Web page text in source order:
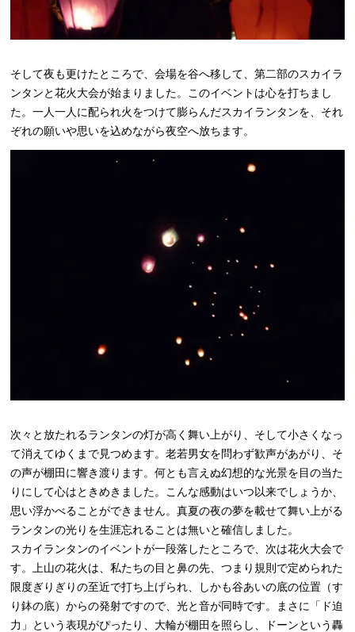
そして夜も更けたところで、会場を谷へ移して、第二部のスカイラ
ンタンと花火大会が始まりました。このイベントは心を打ちまし
た。一人一人に配られ火をつけて膨らんだスカイランタンを、それ
ぞれの願いや思いを込めながら夜空へ放ちます。
次々と放たれるランタンの灯が高く舞い上がり、そして小さくなっ
て消えてゆくまで見つめます。老若男女を問わず歓声があがり、そ
の声が棚田に響き渡ります。何とも言えぬ幻想的な光景を目の当た
りにして心はときめきました。こんな感動はいつ以来でしょうか、
思い浮かべることができません。真夏の夜の夢を載せて舞い上がる
ランタンの光りを生涯忘れることは無いと確信しました。
スカイランタンのイベントが一段落したところで、次は花火大会で
す。上山の花火は、私たちの目と鼻の先、つまり規則で定められた
限度ぎりぎりの至近で打ち上げられ、しかも谷あいの底の位置（す
り鉢の底）からの発射ですので、光と音が同時です。まさに「ド迫
力」という表現がぴったり、大輪が棚田を照らし、ドーンという轟